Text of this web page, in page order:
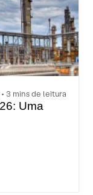
3 mins de leitura
Uma